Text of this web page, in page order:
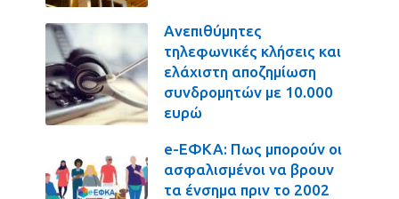
Ανεπιθύμητες
τηλεφωνικές κλήσεις και
ελάχιστη αποζημίωση
συνδρομητών με 10.000
ευρώ
e-ΕΦΚΑ: Πως μπορούν οι
ασφαλισμένοι να βρουν
τα ένσημα πριν το 2002